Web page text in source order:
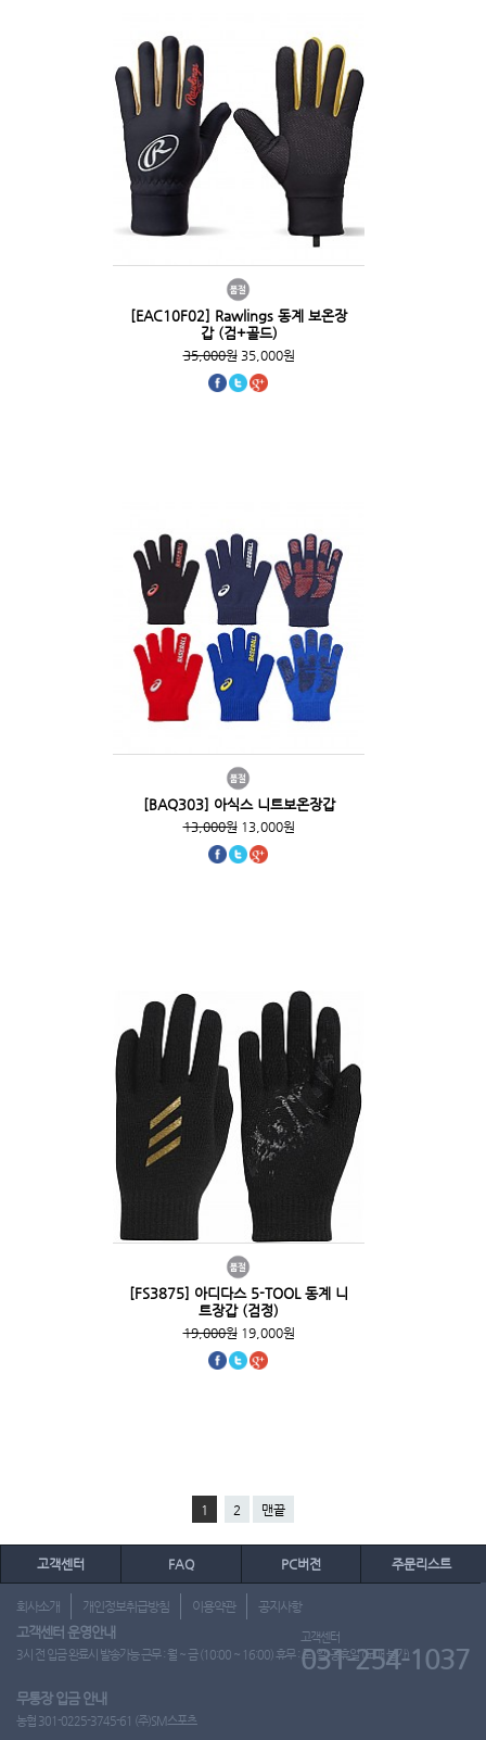
[EAC10F02] Rawlings 동계 보온장
갑 (검+골드)
35,000원35,000원
[BAQ303] 아식스 니트보온장갑
13,000원13,000원
[FS3875] 아디다스 5-TOOL 동계 니
트장갑 (검정)
19,000원19,000원
1 2 맨끝
고객센터 FAQ PC버전 주문리스트
회사소개 개인정보취급방침 이용약관 공지사항
고객센터 운영안내
3시 전 입금 완료시 발송가능 근무 : 월 ~ 금 (10:00 ~ 16:00) 휴무 : 토, 일, 공휴일 (도매 불가)
고객센터
031-254-1037
무통장 입금 안내
농협 301-0225-3745-61 (주)SM스포츠